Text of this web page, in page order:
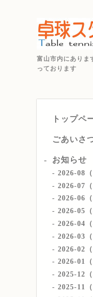
富山市内にありま
っております
トップペ
ごあいさ
お知らせ
2026-08（
2026-07（
2026-06（
2026-05（
2026-04（
2026-03（
2026-02（
2026-01（
2025-12（
2025-11（